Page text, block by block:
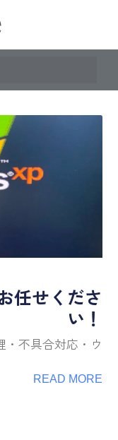
任せくださ
い！
・不具合対応・ウ
READ MORE